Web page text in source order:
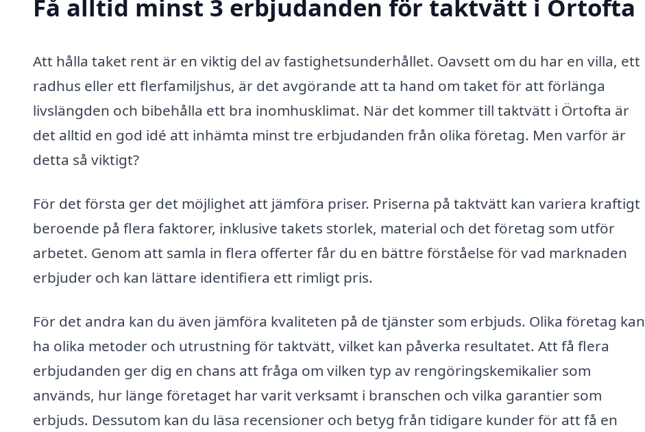
Få alltid minst 3 erbjudanden för taktvätt i Örtofta
Att hålla taket rent är en viktig del av fastighetsunderhållet. Oavsett om du har en villa, ett
radhus eller ett flerfamiljshus, är det avgörande att ta hand om taket för att förlänga
livslängden och bibehålla ett bra inomhusklimat. När det kommer till taktvätt i Örtofta är
det alltid en god idé att inhämta minst tre erbjudanden från olika företag. Men varför är
detta så viktigt?
För det första ger det möjlighet att jämföra priser. Priserna på taktvätt kan variera kraftigt
beroende på flera faktorer, inklusive takets storlek, material och det företag som utför
arbetet. Genom att samla in flera offerter får du en bättre förståelse för vad marknaden
erbjuder och kan lättare identifiera ett rimligt pris.
För det andra kan du även jämföra kvaliteten på de tjänster som erbjuds. Olika företag kan
ha olika metoder och utrustning för taktvätt, vilket kan påverka resultatet. Att få flera
erbjudanden ger dig en chans att fråga om vilken typ av rengöringskemikalier som
används, hur länge företaget har varit verksamt i branschen och vilka garantier som
erbjuds. Dessutom kan du läsa recensioner och betyg från tidigare kunder för att få en